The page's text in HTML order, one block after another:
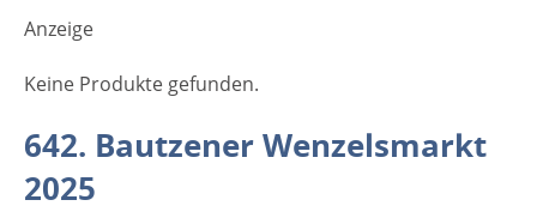
das Recht verlieh. Daher bekam der
Weihnachtsmarkt in Bautzen vor einigen
Jahren den glanzvollen Namen
id="attachment_2577" align="alignleft"
width="335"] Copyright: LianeM -
Fotolia[/caption] Vom 28. November bis 22.
Anzeige
Keine Produkte gefunden.
642. Bautzener Wenzelsmarkt
2025